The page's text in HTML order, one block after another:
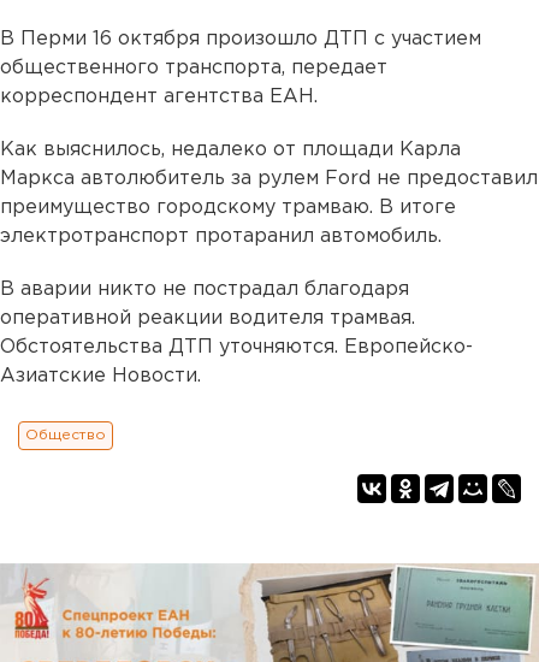
В Перми 16 октября произошло ДТП с участием
общественного транспорта, передает
корреспондент агентства ЕАН.
Как выяснилось, недалеко от площади Карла
Маркса автолюбитель за рулем Ford не предоставил
преимущество городскому трамваю. В итоге
электротранспорт протаранил автомобиль.
В аварии никто не пострадал благодаря
оперативной реакции водителя трамвая.
Обстоятельства ДТП уточняются. Европейско-
Азиатские Новости.
Общество